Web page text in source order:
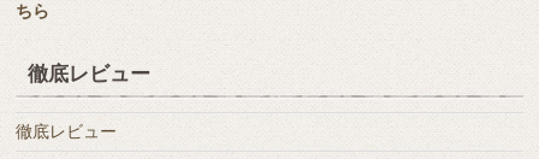
ちら
徹底レビュー
徹底レビュー